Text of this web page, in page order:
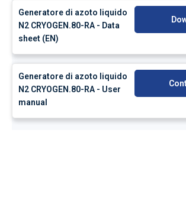
Generatore di azoto liquido
N2 CRYOGEN.80-RA - Data
sheet (EN)
Generatore di azoto liquido
N2 CRYOGEN.80-RA - User
manual